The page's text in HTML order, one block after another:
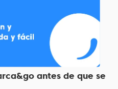
antes de que se